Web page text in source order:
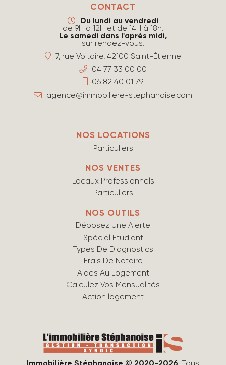
CONTACT
Du lundi au vendredi
de 9H à 12H et de 14H à 18h.
Le samedi dans l'après midi,
sur rendez-vous.
7, rue Voltaire, 42100 Saint-Étienne
04 77 33 00 00
06 82 40 01 79
agence@immobiliere-stephanoise.com
NOS LOCATIONS
Particuliers
NOS VENTES
Locaux Professionnels
Particuliers
NOS OUTILS
Déposez Une Alerte
Spécial Etudiant
Types De Diagnostics
Frais De Notaire
Aides Au Logement
Calculez Vos Mensualités
Action logement